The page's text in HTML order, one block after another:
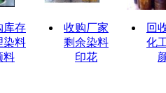
库存
染料
料
收购厂家
剩余染料
印花
回
化